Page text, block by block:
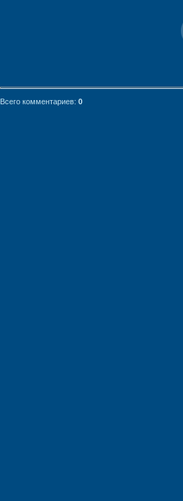
Всего комментариев: 0